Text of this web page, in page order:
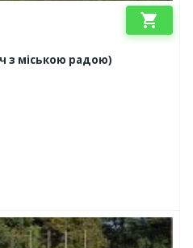
shopping_cart
з міською радою)